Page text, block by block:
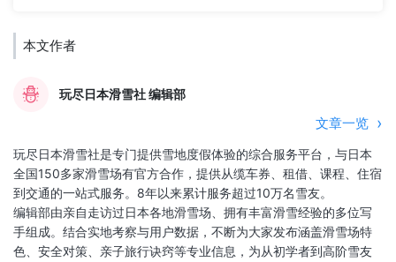
本文作者
玩尽日本滑雪社 编辑部
文章一览
玩尽日本滑雪社是专门提供雪地度假体验的综合服务平台，与日本
全国150多家滑雪场有官方合作，提供从缆车券、租借、课程、住宿
到交通的一站式服务。8年以来累计服务超过10万名雪友。
编辑部由亲自走访过日本各地滑雪场、拥有丰富滑雪经验的多位写
手组成。结合实地考察与用户数据，不断为大家发布涵盖滑雪场特
色、安全对策、亲子旅行诀窍等专业信息，为从初学者到高阶雪友